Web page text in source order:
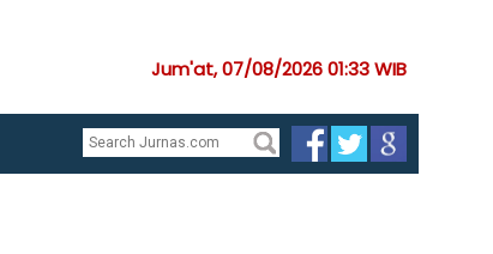
Jum'at, 07/08/2026 01:33 WIB